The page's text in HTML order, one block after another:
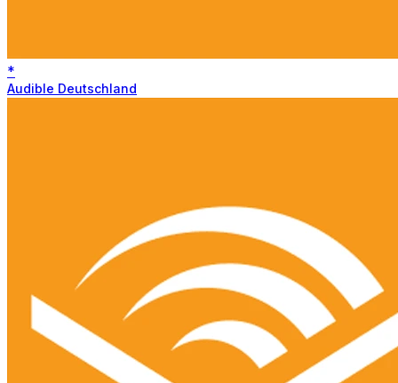
*
Audible Deutschland